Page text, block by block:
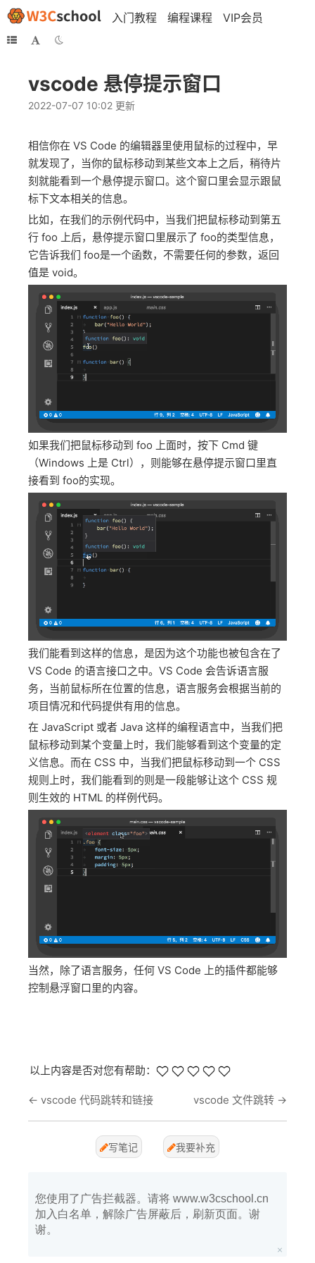
入门教程 编程课程 VIP会员
vscode 悬停提示窗口
2022-07-07 10:02 更新
相信你在 VS Code 的编辑器里使用鼠标的过程中，早
就发现了，当你的鼠标移动到某些文本上之后，稍待片
刻就能看到一个悬停提示窗口。这个窗口里会显示跟鼠
标下文本相关的信息。
比如，在我们的示例代码中，当我们把鼠标移动到第五
行 foo 上后，悬停提示窗口里展示了 foo的类型信息，
它告诉我们 foo是一个函数，不需要任何的参数，返回
值是 void。
如果我们把鼠标移动到 foo 上面时，按下 Cmd 键
（Windows 上是 Ctrl），则能够在悬停提示窗口里直
接看到 foo的实现。
我们能看到这样的信息，是因为这个功能也被包含在了
VS Code 的语言接口之中。VS Code 会告诉语言服
务，当前鼠标所在位置的信息，语言服务会根据当前的
项目情况和代码提供有用的信息。
在 JavaScript 或者 Java 这样的编程语言中，当我们把
鼠标移动到某个变量上时，我们能够看到这个变量的定
义信息。而在 CSS 中，当我们把鼠标移动到一个 CSS
规则上时，我们能看到的则是一段能够让这个 CSS 规
则生效的 HTML 的样例代码。
当然，除了语言服务，任何 VS Code 上的插件都能够
控制悬浮窗口里的内容。
以上内容是否对您有帮助：
← vscode 代码跳转和链接 vscode 文件跳转 →
写笔记 我要补充
您使用了广告拦截器。请将 www.w3cschool.cn
加入白名单，解除广告屏蔽后，刷新页面。谢
谢。